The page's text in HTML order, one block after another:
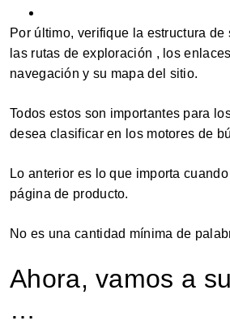
Por último, verifique la estructura
las rutas de exploración , los
navegación y su mapa del sitio.
Todos estos son importantes para
desea clasificar en los motores de
Lo anterior es lo que importa
página de producto.
No es una cantidad mínima de
Ahora, vamos a
…